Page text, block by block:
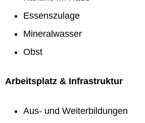
Essenszulage
Mineralwasser
Obst
Arbeitsplatz & Infrastruktur
Aus- und Weiterbildungen